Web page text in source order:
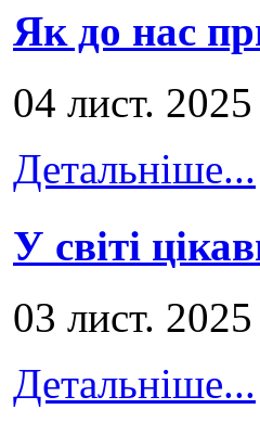
Як до нас
04 лист. 2025
Детальніше...
У світі
03 лист. 2025
Детальніше...